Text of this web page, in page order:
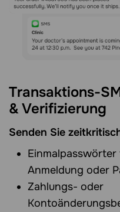
Transaktions-
& Verifizierung
Senden Sie
Anmeldung oder
Zahlungs- oder